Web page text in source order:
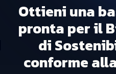
Ottieni una
pronta per il
di
conforme alla